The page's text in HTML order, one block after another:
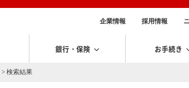
企業情報 採用情報
銀行・保険 お手続き
> 検索結果